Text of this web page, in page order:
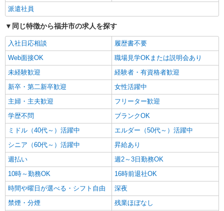
キープ
派遣社員
株式会社kotrio /●KY-H-2101278
＜高時給＞新田塚駅近くの病院で安定した働き
方を★看護助手♪
時給1550円〜2187円 ＜日払い有/週払い有/交
通費全支給(ガソリン代含む)＞
福井県福井市
キープ 詳細を見る
派遣社員
株式会社kotrio /●KY-H-2093818
善は急げ≫≫≫履歴書不要＆面接なし！駅チカ
病院で看護助手急募
時給1550円〜2187円 ＜日払い有/週払い有/交
派遣社員
同じ特徴から福井市の求人を探す
入社日応相談
履歴書不要
Web面接OK
職場見学OKまたは説明会あり
未経験歓迎
経験者・有資格者歓迎
新卒・第二新卒歓迎
女性活躍中
主婦・主夫歓迎
フリーター歓迎
学歴不問
ブランクOK
ミドル（40代～）活躍中
エルダー（50代～）活躍中
シニア（60代～）活躍中
昇給あり
週払い
週2～3日勤務OK
10時～勤務OK
16時前退社OK
時間や曜日が選べる・シフト自由
深夜
禁煙・分煙
残業ほぼなし